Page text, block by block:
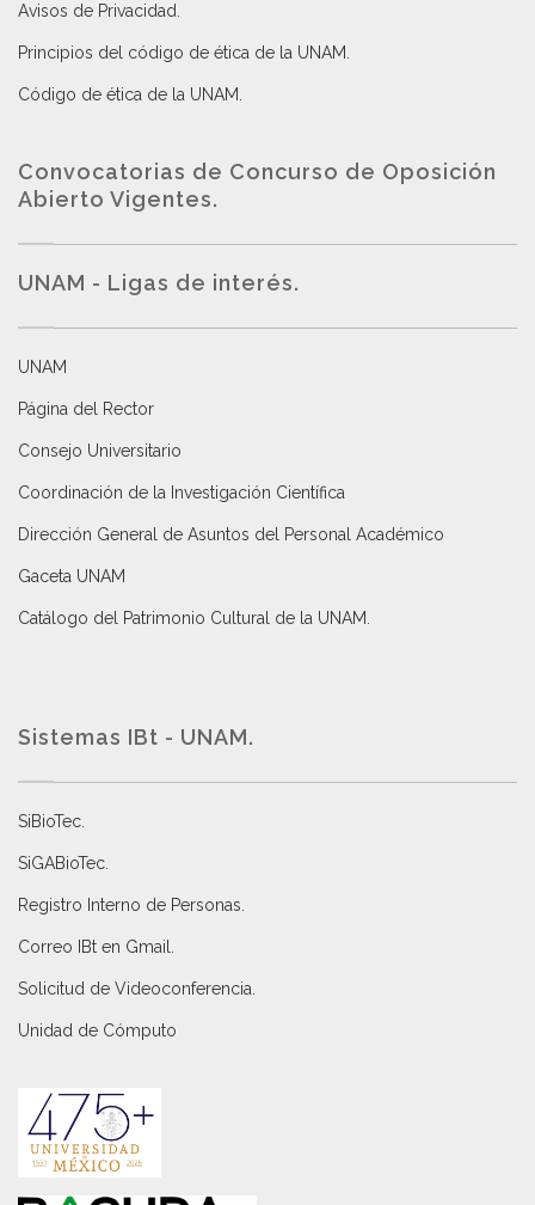
Avisos de Privacidad
Principios del código de ética de la UNAM
Código de ética de la UNAM
Convocatorias de Concurso de Oposición
Abierto Vigentes.
UNAM - Ligas de interés.
UNAM
Página del Rector
Consejo Universitario
Coordinación de la Investigación Científica
Dirección General de Asuntos del Personal Académico
Gaceta UNAM
Catálogo del Patrimonio Cultural de la UNAM.
Sistemas IBt - UNAM.
SiBioTec
SiGABioTec.
Registro Interno de Personas
Correo IBt en Gmail
Solicitud de Videoconferencia.
Unidad de Cómputo